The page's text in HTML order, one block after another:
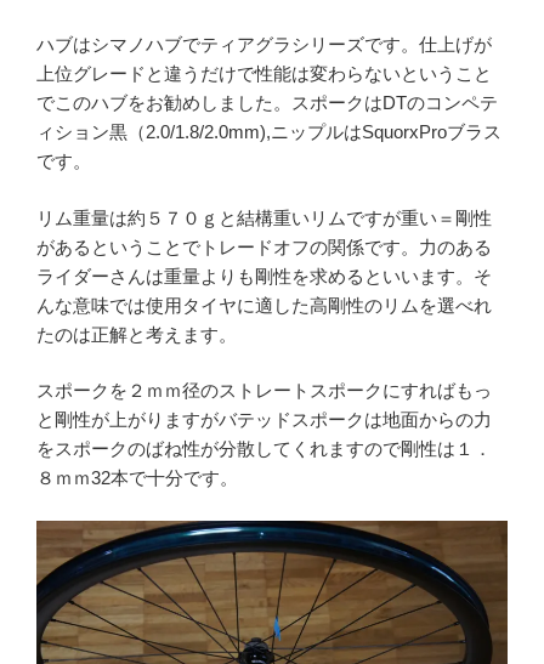
ハブはシマノハブでティアグラシリーズです。仕上げが
上位グレードと違うだけで性能は変わらないということ
でこのハブをお勧めしました。スポークはDTのコンペテ
ィション黒（2.0/1.8/2.0mm),ニップルはSquorxProブラス
です。
リム重量は約５７０ｇと結構重いリムですが重い＝剛性
があるということでトレードオフの関係です。力のある
ライダーさんは重量よりも剛性を求めるといいます。そ
んな意味では使用タイヤに適した高剛性のリムを選べれ
たのは正解と考えます。
スポークを２ｍｍ径のストレートスポークにすればもっ
と剛性が上がりますがバテッドスポークは地面からの力
をスポークのばね性が分散してくれますので剛性は１．
８ｍｍ32本で十分です。